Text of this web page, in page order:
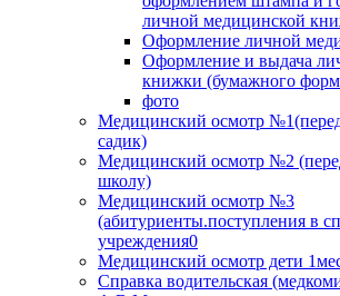
личной медицинской
Оформление личной
Оформление и выдача
книжки (бумажного
фото
Медицинский осмотр
садик)
Медицинский осмотр №2
школу)
Медицинский осмотр №3
(абитуриенты.поступления в
учреждения0
Медицинский осмотр дети
Справка водительская